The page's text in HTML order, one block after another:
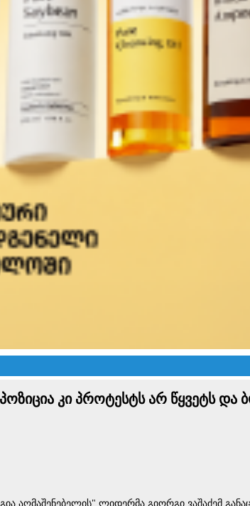
ოპოზიცია კი პროტესტს არ წყვეტს
აღმაშენებელის" ლიდერმა გიორგი ვაშაძემ